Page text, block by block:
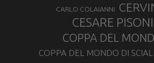
CARLO COLAIANNI
CESARE PISONI
COPPA DEL
COPPA DEL MONDO DI